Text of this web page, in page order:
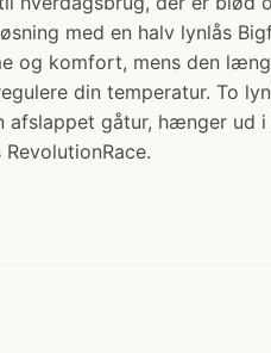
med en halv lynlås
og komfort, mens den
din temperatur. To
gåtur, hænger ud